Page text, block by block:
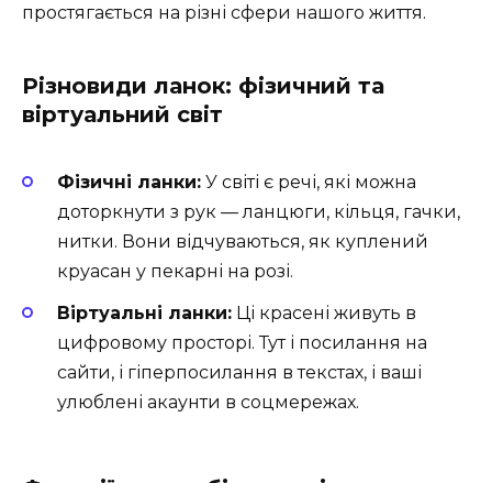
простягається на різні сфери нашого життя.
Різновиди ланок: фізичний та
віртуальний світ
Фізичні ланки: У світі є речі, які можна
доторкнути з рук — ланцюги, кільця, гачки,
нитки. Вони відчуваються, як куплений
круасан у пекарні на розі.
Віртуальні ланки: Ці красені живуть в
цифровому просторі. Тут і посилання на
сайти, і гіперпосилання в текстах, і ваші
улюблені акаунти в соцмережах.